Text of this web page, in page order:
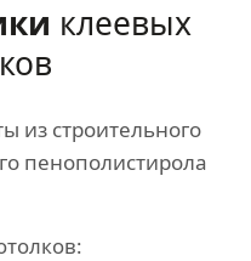
клеевых
из строительного
пенополистирола